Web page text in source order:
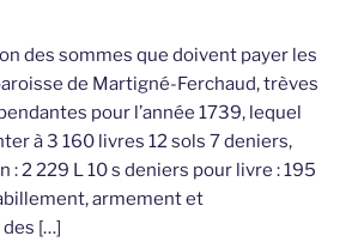
des sommes que doivent payer les
de Martigné-Ferchaud, trèves
pour l’année 1739, lequel
à 3 160 livres 12 sols 7 deniers,
: 2 229 L 10 s deniers pour livre : 195
armement et
[…]